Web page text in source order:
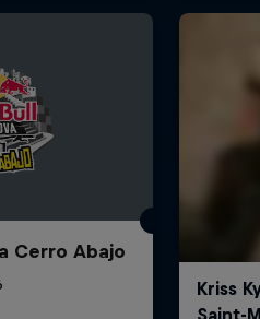
Cerro Abajo